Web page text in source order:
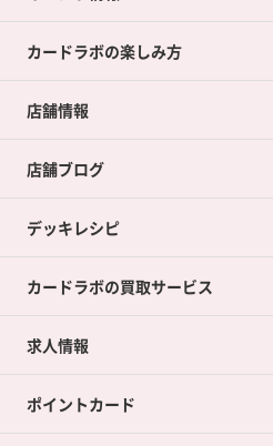
カードラボの楽しみ方
店舗情報
店舗ブログ
デッキレシピ
カードラボの買取サービス
カードラボの買取サービスTOP
店舗買取について
求人情報
ポイントカード